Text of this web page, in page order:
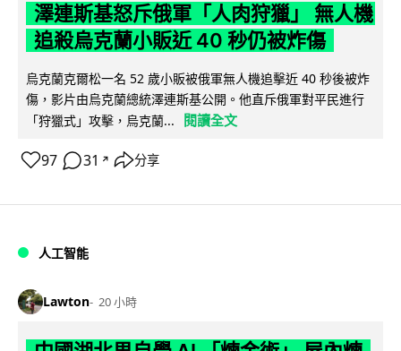
澤連斯基怒斥俄軍「人肉狩獵」 無人機
追殺烏克蘭小販近 40 秒仍被炸傷
烏克蘭克爾松一名 52 歲小販被俄軍無人機追擊近 40 秒後被炸
傷，影片由烏克蘭總統澤連斯基公開。他直斥俄軍對平民進行
「狩獵式」攻擊，烏克蘭...
閱讀全文
97 31 ↗ 分享
人工智能
Lawton 20 小時